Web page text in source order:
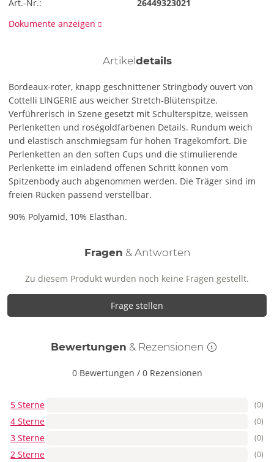
Art.-Nr.:
26449323021
Dokumente anzeigen
Artikeldetails
Bordeaux-roter, knapp geschnittener Stringbody ouvert von
Cottelli LINGERIE aus weicher Stretch-Blütenspitze.
Verführerisch in Szene gesetzt mit Schulterspitze, weissen
Perlenketten und roségoldfarbenen Details. Rundum weich
und elastisch anschmiegsam für hohen Tragekomfort. Die
Perlenketten an den soften Cups und die stimulierende
Perlenkette im einladend offenen Schritt können vom
Spitzenbody auch abgenommen werden. Die Träger sind im
freien Rücken passend verstellbar.
90% Polyamid, 10% Elasthan.
Fragen & Antworten
Zu diesem Produkt wurden noch keine Fragen gestellt.
Frage stellen
Bewertungen & Rezensionen
0 Bewertungen / 0 Rezensionen
5 Sterne (0)
4 Sterne (0)
3 Sterne (0)
2 Sterne (0)